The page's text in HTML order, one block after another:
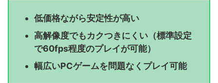
低価格ながら安定性が高い
高解像度でもカクつきにくい（標準設定
で60fps程度のプレイが可能）
幅広いPCゲームを問題なくプレイ可能